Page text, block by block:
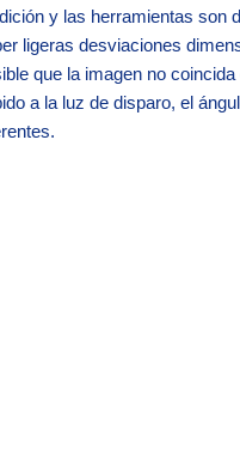
y las herramientas son
ligeras desviaciones
que la imagen no coincida
a la luz de disparo, el